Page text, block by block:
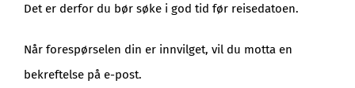
Det er derfor du bør søke i god tid før reisedatoen.
Når forespørselen din er innvilget, vil du motta en
bekreftelse på e-post.